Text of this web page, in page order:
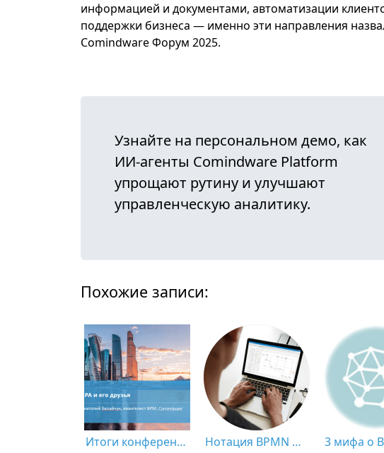
информацией и документами, автоматизации
поддержки бизнеса — именно эти направления
Comindware Форум 2025.
Узнайте на персональном демо, как
ИИ-агенты Comindware Platform
упрощают рутину и улучшают
управленческую аналитику.
Похожие записи:
Итоги конференции CNews «Роботизация бизнес-процессов 2021» Нотация BPMN 2.0: ключевые элементы и описание